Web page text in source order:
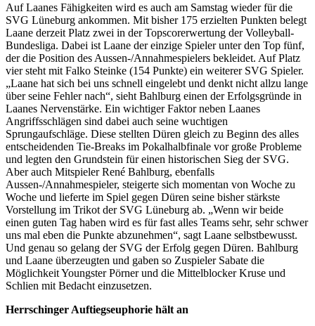
Auf Laanes Fähigkeiten wird es auch am Samstag wieder für die
SVG Lüneburg ankommen. Mit bisher 175 erzielten Punkten belegt
Laane derzeit Platz zwei in der Topscorerwertung der Volleyball-
Bundesliga. Dabei ist Laane der einzige Spieler unter den Top fünf,
der die Position des Aussen-/Annahmespielers bekleidet. Auf Platz
vier steht mit Falko Steinke (154 Punkte) ein weiterer SVG Spieler.
„Laane hat sich bei uns schnell eingelebt und denkt nicht allzu lange
über seine Fehler nach“, sieht Bahlburg einen der Erfolgsgründe in
Laanes Nervenstärke. Ein wichtiger Faktor neben Laanes
Angriffsschlägen sind dabei auch seine wuchtigen
Sprungaufschläge. Diese stellten Düren gleich zu Beginn des alles
entscheidenden Tie-Breaks im Pokalhalbfinale vor große Probleme
und legten den Grundstein für einen historischen Sieg der SVG.
Aber auch Mitspieler René Bahlburg, ebenfalls
Aussen-/Annahmespieler, steigerte sich momentan von Woche zu
Woche und lieferte im Spiel gegen Düren seine bisher stärkste
Vorstellung im Trikot der SVG Lüneburg ab. „Wenn wir beide
einen guten Tag haben wird es für fast alles Teams sehr, sehr schwer
uns mal eben die Punkte abzunehmen“, sagt Laane selbstbewusst.
Und genau so gelang der SVG der Erfolg gegen Düren. Bahlburg
und Laane überzeugten und gaben so Zuspieler Sabate die
Möglichkeit Youngster Pörner und die Mittelblocker Kruse und
Schlien mit Bedacht einzusetzen.
Herrschinger Auftiegseuphorie hält an